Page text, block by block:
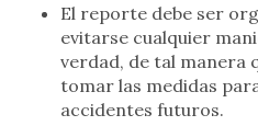
El reporte debe ser
evitarse cualquier
verdad, de tal manera
tomar las medidas
accidentes futuros.